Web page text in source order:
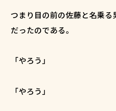
つまり目の前の佐藤と名乗る
だったのである。
「やろう」
「やろう」